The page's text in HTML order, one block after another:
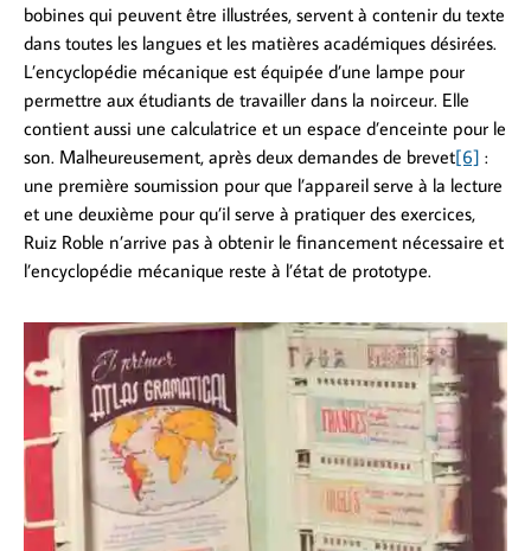
bobines qui peuvent être illustrées, servent à contenir du texte
dans toutes les langues et les matières académiques désirées.
L’encyclopédie mécanique est équipée d’une lampe pour
permettre aux étudiants de travailler dans la noirceur. Elle
contient aussi une calculatrice et un espace d’enceinte pour le
son. Malheureusement, après deux demandes de brevet[6] :
une première soumission pour que l’appareil serve à la lecture
et une deuxième pour qu’il serve à pratiquer des exercices,
Ruiz Roble n’arrive pas à obtenir le financement nécessaire et
l’encyclopédie mécanique reste à l’état de prototype.